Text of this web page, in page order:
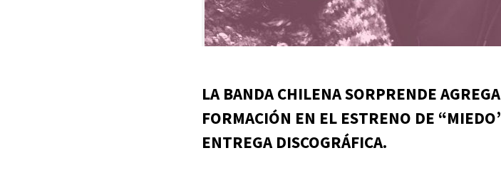
LA BANDA CHILENA SORPRENDE
FORMACIÓN EN EL ESTRENO DE
ENTREGA DISCOGRÁFICA.